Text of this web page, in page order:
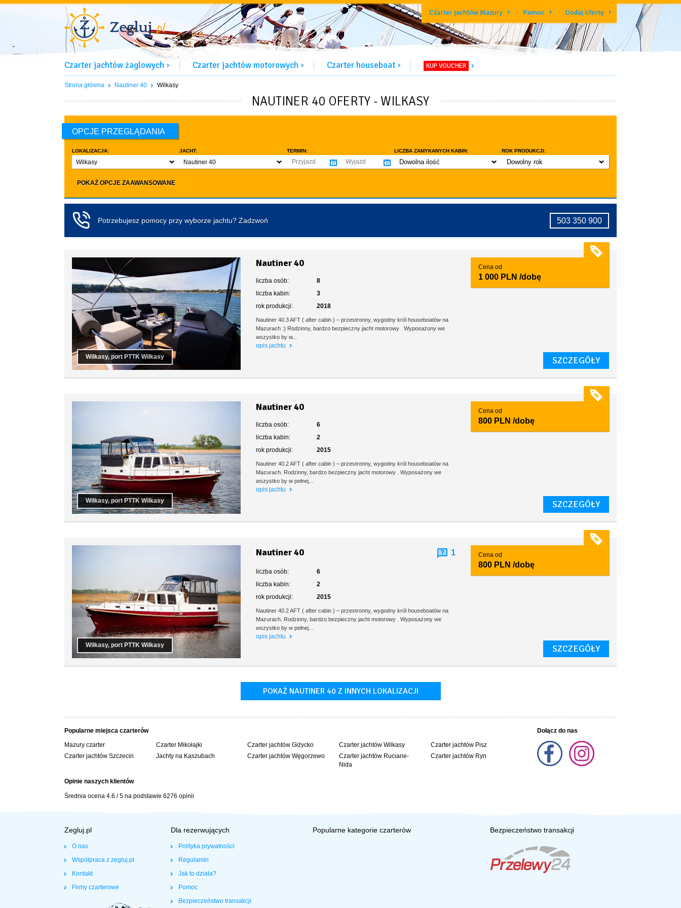
Czarter jachtów Mazury Pomoc Dodaj ofertę
Czarter jachtów żaglowych Czarter jachtów motorowych Czarter houseboat KUP VOUCHER
Strona główna Nautiner 40 Wilkasy
NAUTINER 40 OFERTY - WILKASY
OPCJE PRZEGLĄDANIA
LOKALIZACJA:
Wilkasy
JACHT:
Nautiner 40
TERMIN: LICZBA ZAMYKANYCH KABIN:
Dowolna ilość
co najmniej 3
ROK PRODUKCJI:
Dowolny rok
do 10 lat
LICZBA OSÓB:
co najmniej 4
co najmniej 5
co najmniej 6
co najmniej 7
co najmniej 9
co najmniej 10
Czarter bez patentu / licencji
Koło sterowe
Lodówka
Flybridge
POKAŻ OPCJE ZAAWANSOWANE
Potrzebujesz pomocy przy wyborze jachtu? Zadzwoń 503 350 900
Wilkasy, port PTTK Wilkasy
Nautiner 40
liczba osób:
8
liczba kabin:
3
rok produkcji:
2018
Nautiner 40.3 AFT ( after cabin ) – przestronny, wygodny król houseboatów na
Mazurach :) Rodzinny, bardzo bezpieczny jacht motorowy . Wyposażony we
wszystko by w...
opis jachtu
Cena od
1 000 PLN /dobę
SZCZEGÓŁY
Wilkasy, port PTTK Wilkasy
Nautiner 40
liczba osób:
6
liczba kabin:
2
rok produkcji:
2015
Nautiner 40.2 AFT ( after cabin ) – przestronny, wygodny król houseboatów na
Mazurach. Rodzinny, bardzo bezpieczny jacht motorowy . Wyposażony we
wszystko by w pełnej...
opis jachtu
Cena od
800 PLN /dobę
SZCZEGÓŁY
Wilkasy, port PTTK Wilkasy
Nautiner 40 1
liczba osób:
6
liczba kabin:
2
rok produkcji:
2015
Nautiner 40.2 AFT ( after cabin ) – przestronny, wygodny król houseboatów na
Mazurach. Rodzinny, bardzo bezpieczny jacht motorowy . Wyposażony we
wszystko by w pełnej...
opis jachtu
Cena od
800 PLN /dobę
SZCZEGÓŁY
POKAŻ NAUTINER 40 Z INNYCH LOKALIZACJI
Popularne miejsca czarterów
Mazury czarter
Czarter jachtów Szczecin
Czarter Mikołajki
Jachty na Kaszubach
Czarter jachtów Giżycko
Czarter jachtów Węgorzewo
Czarter jachtów Wilkasy
Czarter jachtów Ruciane-
Nida
Czarter jachtów Pisz
Czarter jachtów Ryn
Opinie naszych klientów
Średnia ocena 4.6 /5 na podstawie 6276 opinii
Dołącz do nas
Zegluj.pl
O nas
Współpraca z zegluj.pl
Kontakt
Firmy czarterowe
Dla rezerwujących
Polityka prywatności
Regulamin
Jak to działa?
Pomoc
Bezpieczeństwo transakcji
Popularne kategorie czarterów Bezpieczeństwo transakcji